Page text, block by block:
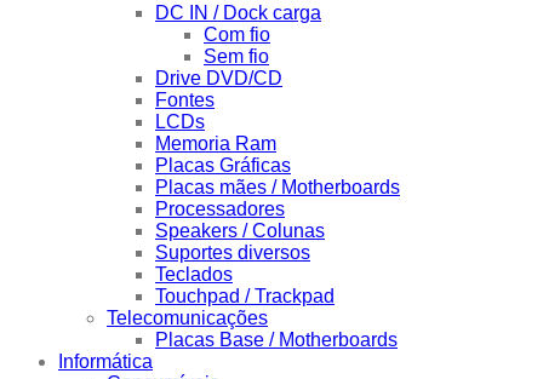
DC IN / Dock carga
Com fio
Sem fio
Drive DVD/CD
Fontes
LCDs
Memoria Ram
Placas Gráficas
Placas mães / Motherboards
Processadores
Speakers / Colunas
Suportes diversos
Teclados
Touchpad / Trackpad
Telecomunicações
Placas Base / Motherboards
Informática